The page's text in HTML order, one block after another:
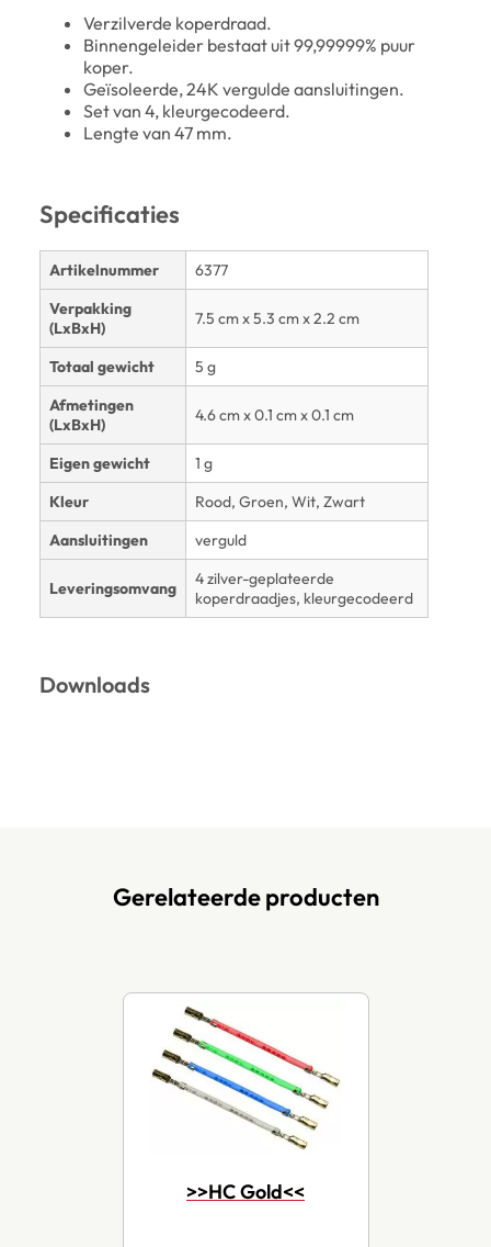
Verzilverde koperdraad.
Binnengeleider bestaat uit 99,99999% puur
koper.
Geïsoleerde, 24K vergulde aansluitingen.
Set van 4, kleurgecodeerd.
Lengte van 47 mm.
Specificaties
Artikelnummer
6377
Verpakking
(LxBxH)
7.5 cm x 5.3 cm x 2.2 cm
Totaal gewicht
5 g
Afmetingen
(LxBxH)
4.6 cm x 0.1 cm x 0.1 cm
Eigen gewicht
1 g
Kleur
Rood, Groen, Wit, Zwart
Aansluitingen
verguld
Leveringsomvang
4 zilver-geplateerde
koperdraadjes, kleurgecodeerd
Downloads
Gerelateerde producten
>>HC Gold<<